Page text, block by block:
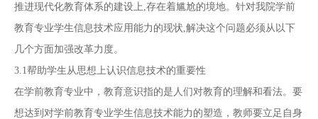
推进现代化教育体系的建设上,存在着尴尬的境地。针对我院学前
教育专业学生信息技术应用能力的现状,解决这个问题必须从以下
几个方面加强改革力度。
3.1帮助学生从思想上认识信息技术的重要性
在学前教育专业中，教育意识指的是人们对教育的理解和看法。要
想达到对学前教育专业学生信息技术能力的塑造，教师要立足自身